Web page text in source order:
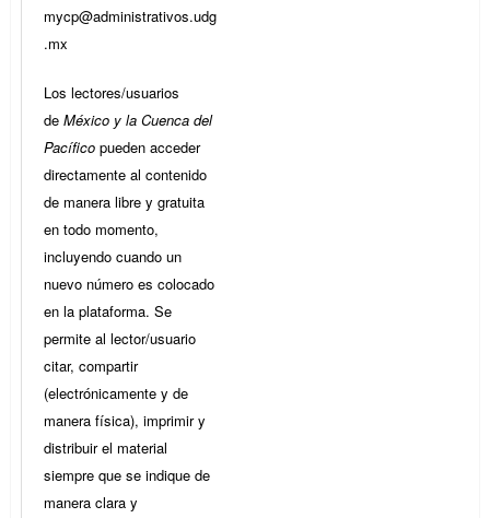
mycp@administrativos.udg
.mx
Los lectores/usuarios
de México y la Cuenca del
Pacífico pueden acceder
directamente al contenido
de manera libre y gratuita
en todo momento,
incluyendo cuando un
nuevo número es colocado
en la plataforma. Se
permite al lector/usuario
citar, compartir
(electrónicamente y de
manera física), imprimir y
distribuir el material
siempre que se indique de
manera clara y